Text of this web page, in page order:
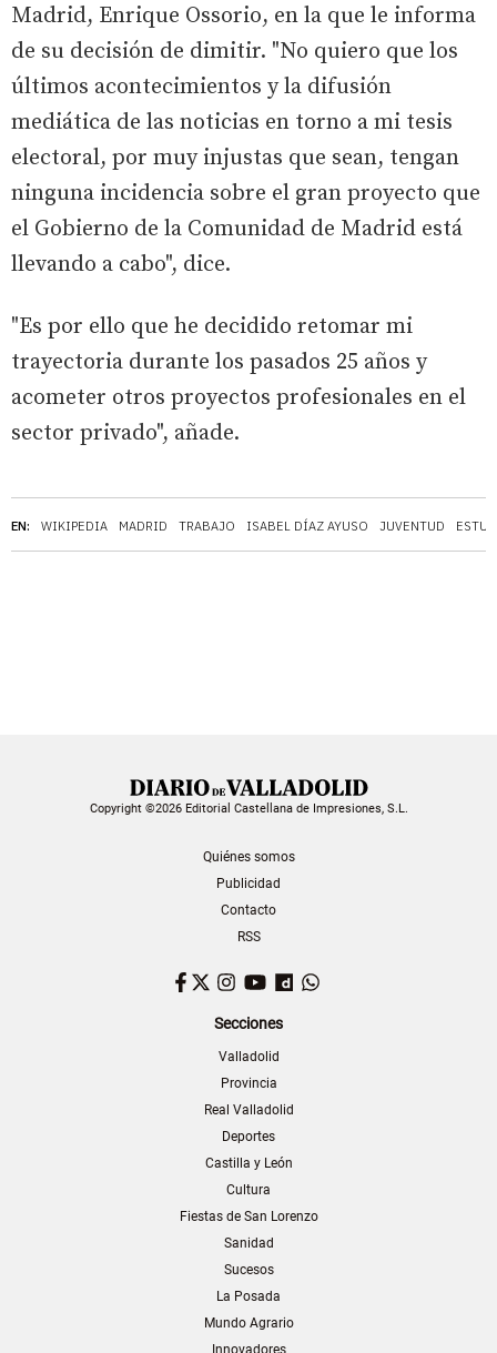
EN: WIKIPEDIA MADRID TRABAJO ISABEL DÍAZ AYUSO JUVENTUD
Madrid, Enrique Ossorio, en la que le informa
de su decisión de dimitir. "No quiero que los
últimos acontecimientos y la difusión
mediática de las noticias en torno a mi tesis
electoral, por muy injustas que sean, tengan
ninguna incidencia sobre el gran proyecto que
el Gobierno de la Comunidad de Madrid está
llevando a cabo", dice.
"Es por ello que he decidido retomar mi
trayectoria durante los pasados 25 años y
acometer otros proyectos profesionales en el
sector privado", añade.
Copyright ©2026 Editorial Castellana de Impresiones, S.L.
Quiénes somos
Publicidad
Contacto
RSS
Facebook
TwitterInstagram
YouTubeDailymotion
Secciones
Valladolid
Provincia
Real Valladolid
Deportes
Castilla y León
Cultura
Fiestas de San Lorenzo
Sanidad
Sucesos
La Posada
Mundo Agrario